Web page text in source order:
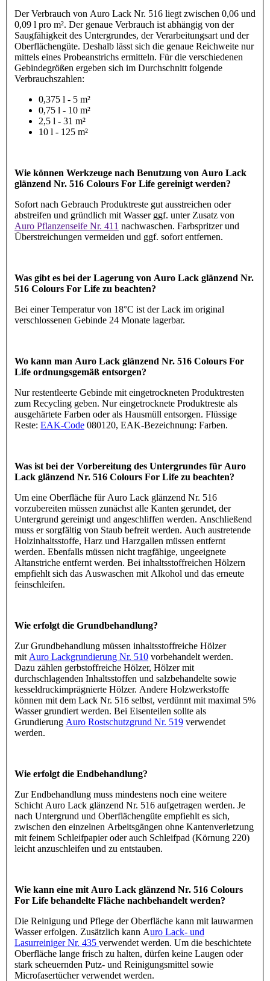
Der Verbrauch von Auro Lack Nr. 516 liegt zwischen 0,06 und
0,09 l pro m². Der genaue Verbrauch ist abhängig von der
Saugfähigkeit des Untergrundes, der Verarbeitungsart und der
Oberflächengüte. Deshalb lässt sich die genaue Reichweite nur
mittels eines Probeanstrichs ermitteln. Für die verschiedenen
Gebindegrößen ergeben sich im Durchschnitt folgende
Verbrauchszahlen:
0,375 l - 5 m²
0,75 l - 10 m²
2,5 l - 31 m²
10 l - 125 m²
Wie können Werkzeuge nach Benutzung von Auro Lack
glänzend Nr. 516 Colours For Life gereinigt werden?
Sofort nach Gebrauch Produktreste gut ausstreichen oder
abstreifen und gründlich mit Wasser ggf. unter Zusatz von
Auro Pflanzenseife Nr. 411 nachwaschen. Farbspritzer und
Überstreichungen vermeiden und ggf. sofort entfernen.
Was gibt es bei der Lagerung von Auro Lack glänzend Nr.
516 Colours For Life zu beachten?
Bei einer Temperatur von 18°C ist der Lack im original
verschlossenen Gebinde 24 Monate lagerbar.
Wo kann man Auro Lack glänzend Nr. 516 Colours For
Life ordnungsgemäß entsorgen?
Nur restentleerte Gebinde mit eingetrockneten Produktresten
zum Recycling geben. Nur eingetrocknete Produktreste als
ausgehärtete Farben oder als Hausmüll entsorgen. Flüssige
Reste: EAK-Code 080120, EAK-Bezeichnung: Farben.
Was ist bei der Vorbereitung des Untergrundes für Auro
Lack glänzend Nr. 516 Colours For Life zu beachten?
Um eine Oberfläche für Auro Lack glänzend Nr. 516
vorzubereiten müssen zunächst alle Kanten gerundet, der
Untergrund gereinigt und angeschliffen werden. Anschließend
muss er sorgfältig von Staub befreit werden. Auch austretende
Holzinhaltsstoffe, Harz und Harzgallen müssen entfernt
werden. Ebenfalls müssen nicht tragfähige, ungeeignete
Altanstriche entfernt werden. Bei inhaltsstoffreichen Hölzern
empfiehlt sich das Auswaschen mit Alkohol und das erneute
feinschleifen.
Wie erfolgt die Grundbehandlung?
Zur Grundbehandlung müssen inhaltsstoffreiche Hölzer
mit Auro Lackgrundierung Nr. 510 vorbehandelt werden.
Dazu zählen gerbstoffreiche Hölzer, Hölzer mit
durchschlagenden Inhaltsstoffen und salzbehandelte sowie
kesseldruckimprägnierte Hölzer. Andere Holzwerkstoffe
können mit dem Lack Nr. 516 selbst, verdünnt mit maximal 5%
Wasser grundiert werden. Bei Eisenteilen sollte als
Grundierung Auro Rostschutzgrund Nr. 519 verwendet
werden.
Wie erfolgt die Endbehandlung?
Zur Endbehandlung muss mindestens noch eine weitere
Schicht Auro Lack glänzend Nr. 516 aufgetragen werden. Je
nach Untergrund und Oberflächengüte empfiehlt es sich,
zwischen den einzelnen Arbeitsgängen ohne Kantenverletzung
mit feinem Schleifpapier oder auch Schleifpad (Körnung 220)
leicht anzuschleifen und zu entstauben.
Wie kann eine mit Auro Lack glänzend Nr. 516 Colours
For Life behandelte Fläche nachbehandelt werden?
Die Reinigung und Pflege der Oberfläche kann mit lauwarmen
Wasser erfolgen. Zusätzlich kann Auro Lack- und
Lasurreiniger Nr. 435 verwendet werden. Um die beschichtete
Oberfläche lange frisch zu halten, dürfen keine Laugen oder
stark scheuernden Putz- und Reinigungsmittel sowie
Microfasertücher verwendet werden.